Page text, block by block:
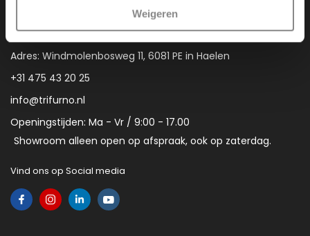
Weigeren
Contact gegevens
Adres: Windmolenbosweg 11, 6081 PE in Haelen
+31 475 43 20 25
info@trifurno.nl
Openingstijden: Ma - Vr / 9:00 - 17.00
Showroom alleen open op afspraak, ook op zaterdag.
Vind ons op Social media